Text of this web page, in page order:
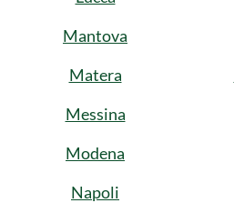
Mantova
Matera
Messina
Modena
Napoli